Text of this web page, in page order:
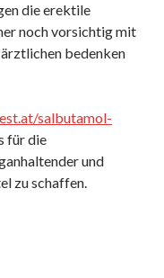
die erektile
noch vorsichtig mit
bedenken
salbutamol-
für die
und
zu schaffen.